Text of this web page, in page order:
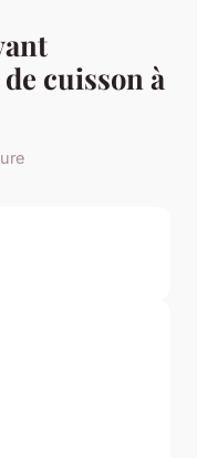
cuisson à